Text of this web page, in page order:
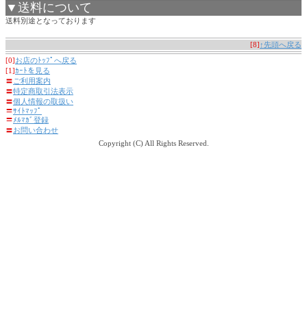
▼送料について
送料別途となっております
[8]↑先頭へ戻る
[0]お店のﾄｯﾌﾟへ戻る
[1]ｶｰﾄを見る
〓 ご利用案内
〓特定商取引法表示
〓個人情報の取扱い
〓ｻｲﾄﾏｯﾌﾟ
〓ﾒﾙﾏｶﾞ登録
〓お問い合わせ
Copyright (C) All Rights Reserved.